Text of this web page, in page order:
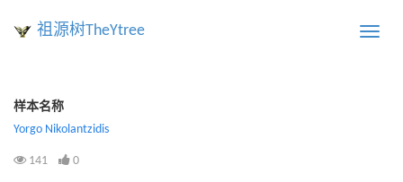
Toggle
祖源树TheYtree
样本名称
Yorgo Nikolantzidis
141 0